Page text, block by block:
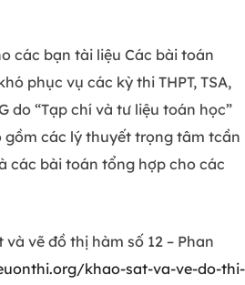
các bạn tài liệu Các bài toán
phục vụ các kỳ thi THPT, TSA,
do “Tạp chí và tư liệu toán học”
gồm các lý thuyết trọng tâm tcần
các bài toán tổng hợp cho các
và vẽ đồ thị hàm số 12 – Phan
khao-sat-va-ve-do-thi-